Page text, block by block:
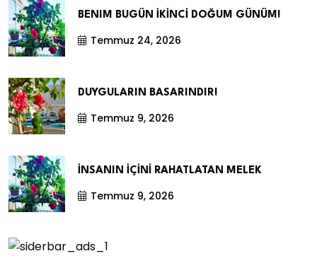
BENIM BUGÜN İKİNCİ DOĞUM GÜNÜM!
Temmuz 24, 2026
DUYGULARIN BASARINDIR!
Temmuz 9, 2026
İNSANIN İÇİNİ RAHATLATAN MELEK
Temmuz 9, 2026